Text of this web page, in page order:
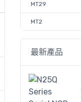
MT29
MT2
最新產品